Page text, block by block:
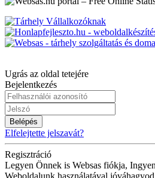
Ugrás az oldal tetejére
Bejelentkezés
Belépés
Elfelejtette jelszavát?
Regisztráció
Legyen Önnek is Websas fiókja,
Weboldalunk használatával